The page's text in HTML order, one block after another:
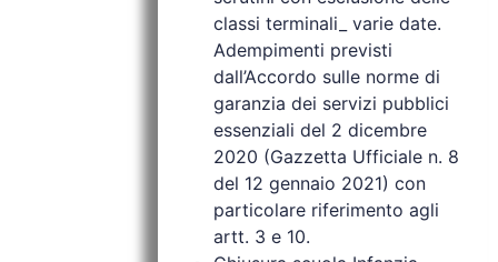
classi terminali_ varie date.
Adempimenti previsti
dall’Accordo sulle norme di
garanzia dei servizi pubblici
essenziali del 2 dicembre
2020 (Gazzetta Ufficiale n. 8
del 12 gennaio 2021) con
particolare riferimento agli
artt. 3 e 10.